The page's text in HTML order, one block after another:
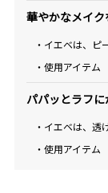
華やかなメイ
・イエベは、ピ
・使用アイテム
パパッとラフ
・イエベは、透
・使用アイテム